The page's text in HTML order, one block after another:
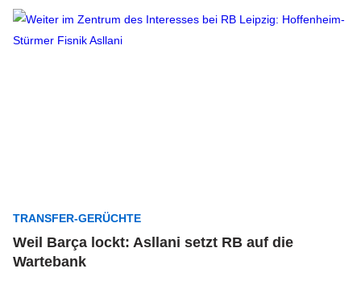
TRANSFER-GERÜCHTE
Weil Barça lockt: Asllani setzt RB auf die
Wartebank